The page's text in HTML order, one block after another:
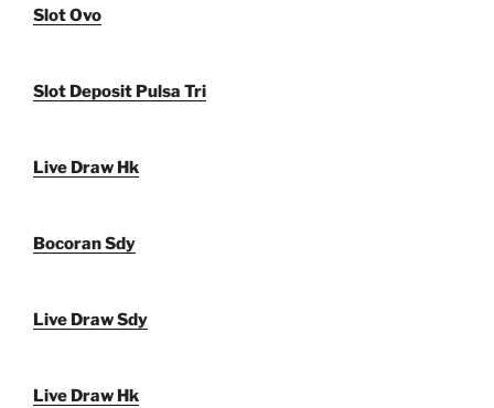
Slot Ovo
Slot Deposit Pulsa Tri
Live Draw Hk
Bocoran Sdy
Live Draw Sdy
Live Draw Hk